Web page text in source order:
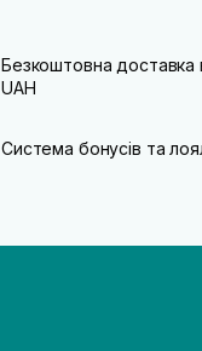
Безкоштовна доставка
UAH
Система бонусів та